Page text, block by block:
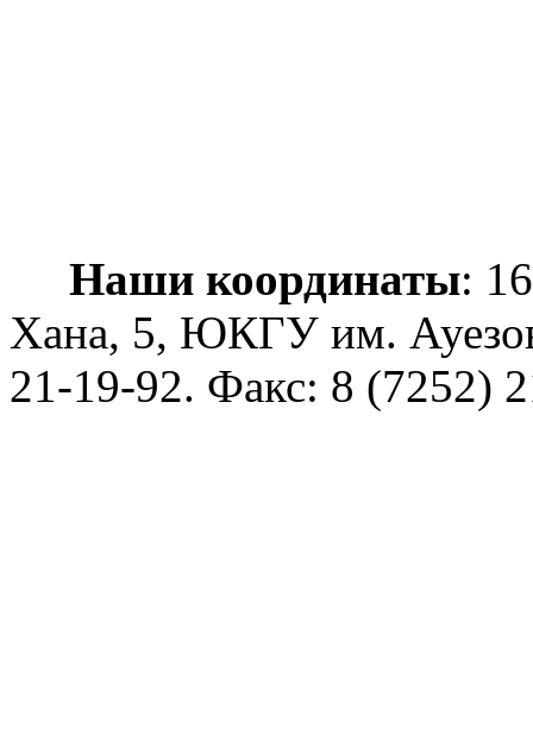
Наши координаты:
Хана, 5, ЮКГУ им.
21-19-92. Факс: 8 (7252)